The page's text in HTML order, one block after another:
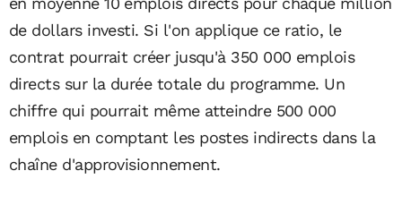
de dollars investi. Si l'on applique ce ratio, le
contrat pourrait créer jusqu'à 350 000 emplois
directs sur la durée totale du programme. Un
chiffre qui pourrait même atteindre 500 000
emplois en comptant les postes indirects dans la
chaîne d'approvisionnement.